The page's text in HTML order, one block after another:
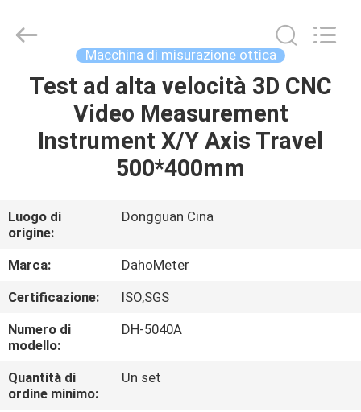
CASA
PRODOTTI
NOI
GIRO
DELLA
FABBRICA
CONTROLLO
DI
Rights
Reserved.
Macchina di misurazione ottica
Test ad alta velocità 3D CNC
Video Measurement
Instrument X/Y Axis Travel
500*400mm
Luogo di
origine:
Dongguan Cina
Marca:
DahoMeter
Certificazione:
ISO,SGS
Numero di
modello:
DH-5040A
Quantità di
ordine minimo:
Un set